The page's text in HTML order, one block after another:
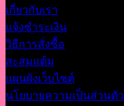
เกี่ยวกับเรา
แจ้งชำระเงิน
วิธีการสั่งซื้อ
สะสมแต้ม
แผนผังเว็บไซต์
นโยบายความเป็นส่วนตัว